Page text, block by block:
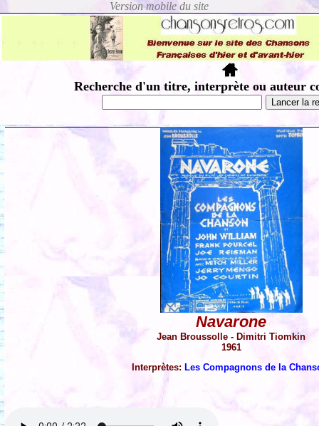
Recherche d'un titre, interprète ou auteur
Navarone
Jean Broussolle - Dimitri Tiomkin
1961
Interprètes: Les Compagnons de la